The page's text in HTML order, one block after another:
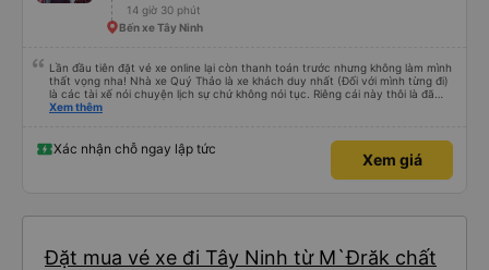
14 giờ 30 phút
Bến xe Tây Ninh
Lần đầu tiên đặt vé xe online lại còn thanh toán trước nhưng không làm mình
thất vọng nha! Nhà xe Quý Thảo là xe khách duy nhất (Đối với mình từng đi)
là các tài xế nói chuyện lịch sự chứ không nói tục. Riêng cái này thôi là đã
đánh giá 5 sao rồi. Chú tài xế còn uống pepsi rất dễ thương chứ không có
Xem thêm
Xác nhận chỗ ngay lập tức
Xem giá
Đặt mua vé xe đi Tây Ninh từ M`Đrăk chất